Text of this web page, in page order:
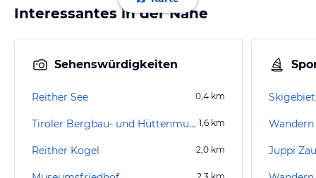
Interessantes in der Nähe
Sehenswürdigkeiten
Reither See 0,4 km
Tiroler Bergbau- und Hüttenmuseum 1,6 km
Reither Kogel 2,0 km Juppi